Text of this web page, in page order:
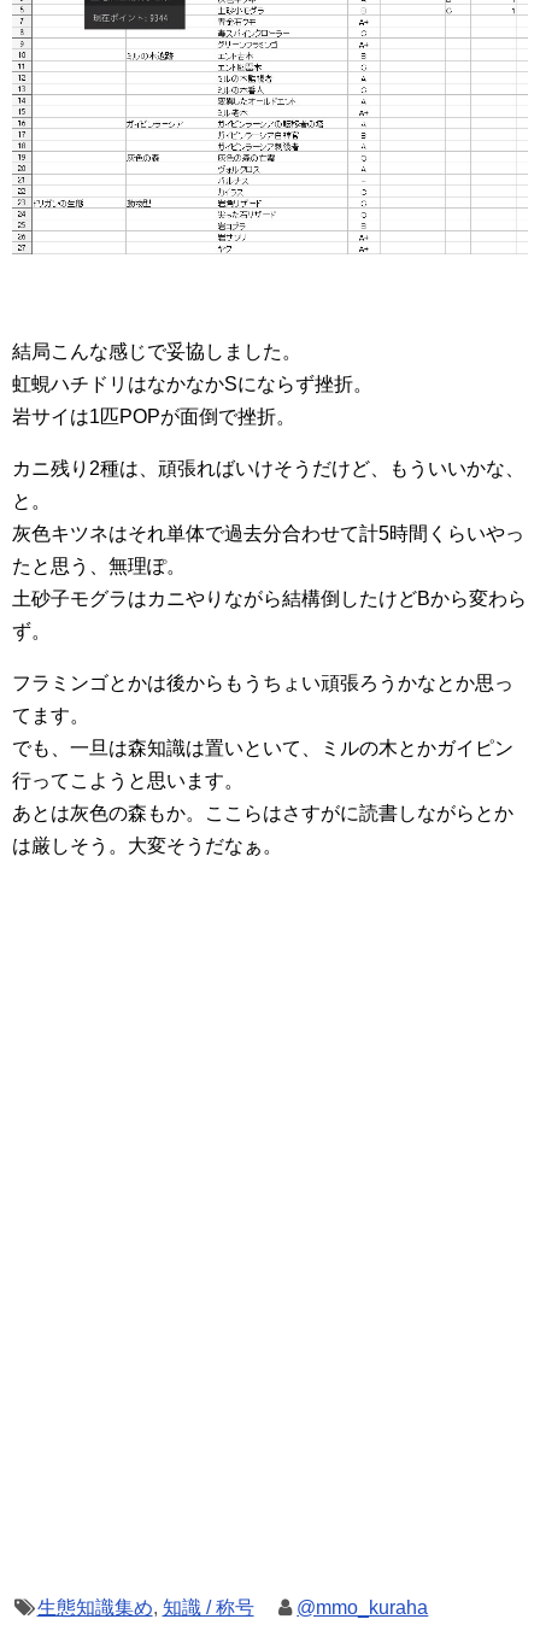
結局こんな感じで妥協しました。
虹蜆ハチドリはなかなかSにならず挫折。
岩サイは1匹POPが面倒で挫折。
カニ残り2種は、頑張ればいけそうだけど、もういいかな、
と。
灰色キツネはそれ単体で過去分合わせて計5時間くらいやっ
たと思う、無理ぽ。
土砂子モグラはカニやりながら結構倒したけどBから変わら
ず。
フラミンゴとかは後からもうちょい頑張ろうかなとか思っ
てます。
でも、一旦は森知識は置いといて、ミルの木とかガイピン
行ってこようと思います。
あとは灰色の森もか。ここらはさすがに読書しながらとか
は厳しそう。大変そうだなぁ。
生態知識集め, 知識 / 称号 @mmo_kuraha